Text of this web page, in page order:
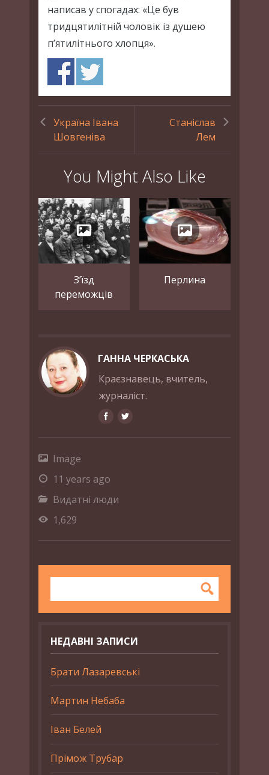
написав у спогадах: «Це був
тридцятилітній чоловік із душею
п’ятилітнього хлопця».
Україна Івана
Шовгеніва
Станіслав
Лем
You Might Also Like
З’їзд
переможців
Перлина
ГАННА ЧЕРКАСЬКА
Краєзнавець, вчитель,
журналіст.
Image
11 years ago
Видатні люди
1,629
НЕДАВНІ ЗАПИСИ
Брати Лазаревські
Мартин Небаба
Іван Белей
Прімож Трубар